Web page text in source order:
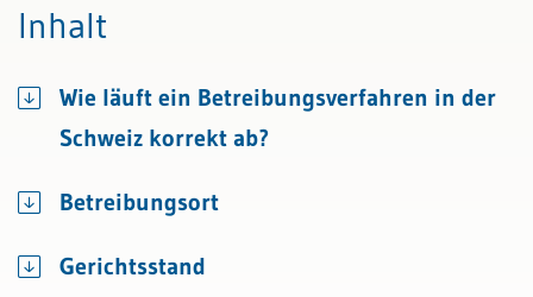
Inhalt
Wie läuft ein Betreibungsverfahren in der
Schweiz korrekt ab?
Betreibungsort
Gerichtsstand